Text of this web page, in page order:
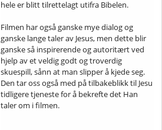
hele er blitt tilrettelagt utifra Bibelen.
Filmen har også ganske mye dialog og
ganske lange taler av Jesus, men dette blir
ganske så inspirerende og autoritært ved
hjelp av et veldig godt og troverdig
skuespill, sånn at man slipper å kjede seg.
Den tar oss også med på tilbakeblikk til Jesu
tidligere tjeneste for å bekrefte det Han
taler om i filmen.